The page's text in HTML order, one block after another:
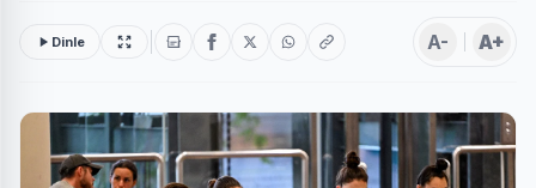
Dinle A- A+